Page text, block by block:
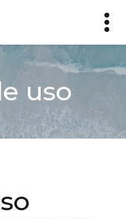
uso